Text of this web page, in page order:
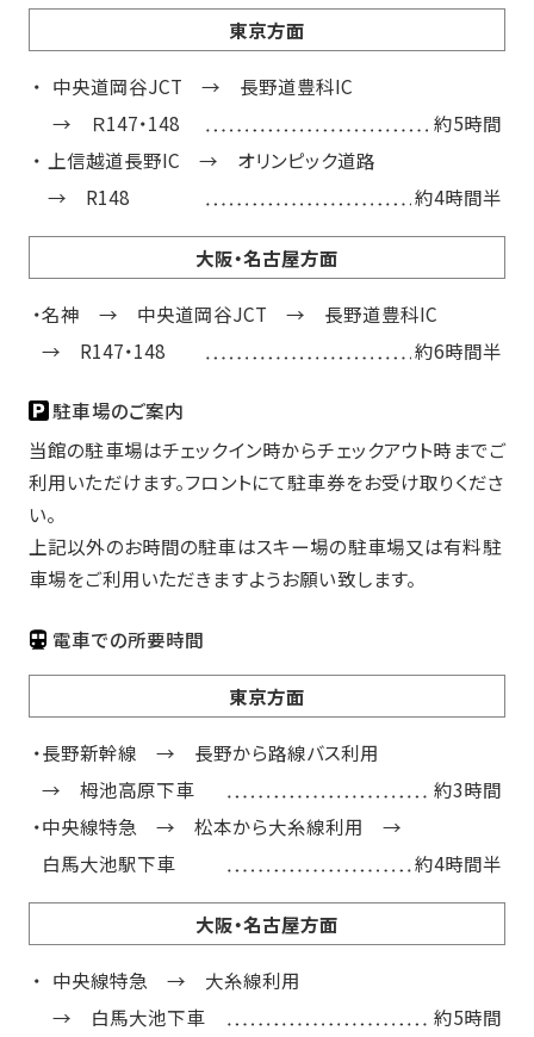
東京方面
中央道岡谷JCT → 長野道豊科IC
→ Ｒ147・148
約5時間
上信越道長野IC → オリンピック道路
→ R148
約4時間半
大阪・名古屋方面
名神 → 中央道岡谷JCT → 長野道豊科IC
→ R147・148
約6時間半
駐車場のご案内
当館の駐車場はチェックイン時からチェックアウト時までご
利用いただけます。フロントにて駐車券をお受け取りくださ
い。
上記以外のお時間の駐車はスキー場の駐車場又は有料駐
車場をご利用いただきますようお願い致します。
電車での所要時間
東京方面
長野新幹線 → 長野から路線バス利用
→ 栂池高原下車
約3時間
中央線特急 → 松本から大糸線利用 →
白馬大池駅下車
約4時間半
大阪・名古屋方面
中央線特急 → 大糸線利用
→ 白馬大池下車
約5時間